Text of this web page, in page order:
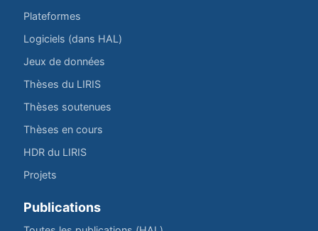
Plateformes
Logiciels (dans HAL)
Jeux de données
Thèses du LIRIS
Thèses soutenues
Thèses en cours
HDR du LIRIS
Projets
Publications